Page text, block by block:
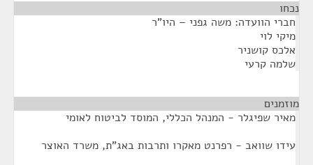
נכחו
חברי הוועדה: משה גפני – היו"ר
מיקי לוי
אלכס קושניר
שלמה קרעי
מוזמנים
מאיר שפיגלר - המנהל הכללי, המוסד לביטוח לאומי
עידו שוואב - רפרנט מאקרו ותרבות באג"ת, משרד האוצר